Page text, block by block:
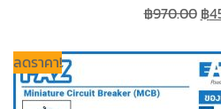
฿970.00
฿
฿
ลดราคา!